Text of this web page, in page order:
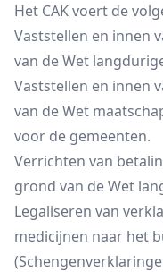
Het CAK voert de
Vaststellen en innen
van de Wet
Vaststellen en innen
van de Wet
voor de gemeenten.
Verrichten van
grond van de Wet
Legaliseren van
medicijnen naar het